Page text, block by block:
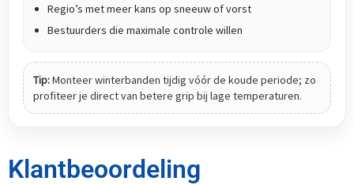
Regio’s met meer kans op sneeuw of vorst
Bestuurders die maximale controle willen
Tip:Monteer winterbanden tijdig vóór de koude periode; zo
profiteer je direct van betere grip bij lage temperaturen.
Klantbeoordeling